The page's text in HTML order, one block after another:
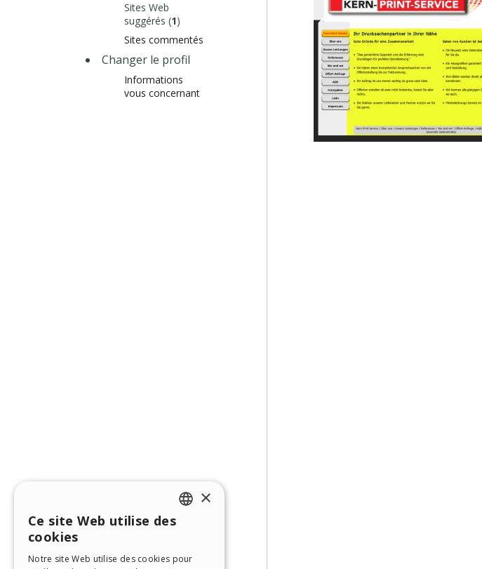
Sites Web
suggérés (1)
Sites commentés
Changer le profil
Informations
vous concernant
ENGLISH
×
Ce site Web utilise des
cookies
Notre site Web utilise des cookies pour